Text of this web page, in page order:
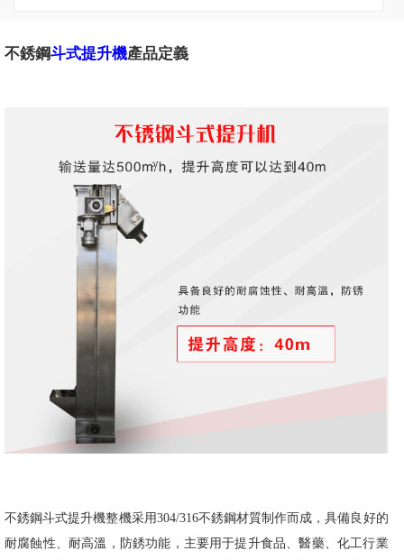
不銹鋼斗式提升機產品定義
不銹鋼斗式提升機整機采用304/316不銹鋼材質制作而成，具備良好的
耐腐蝕性、耐高溫，防銹功能，主要用于提升食品、醫藥、化工行業